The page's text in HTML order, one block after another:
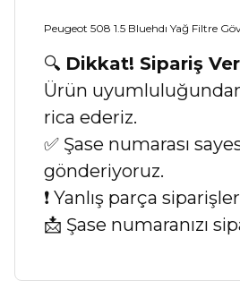
Peugeot 508 1.5 Bluehdı Yağ Filtre
🔍 Dikkat! Sipariş
Ürün uyumluluğundan
rica ederiz.
✅ Şase numarası
gönderiyoruz.
❗ Yanlış parça
📩 Şase numaranızı